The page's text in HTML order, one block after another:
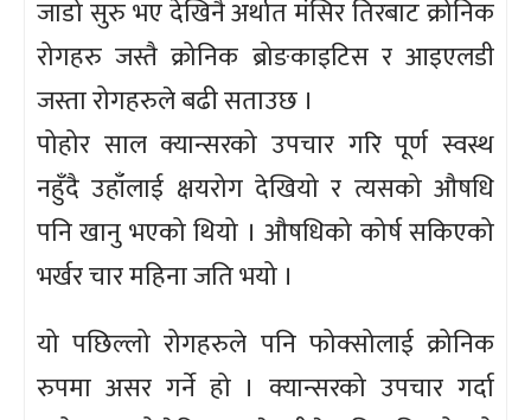
जाडो सुरु भए देखिनै अर्थात मंसिर तिरबाट क्रोनिक
रोगहरु जस्तै क्रोनिक ब्रोङकाइटिस र आइएलडी
जस्ता रोगहरुले बढी सताउछ ।
पोहोर साल क्यान्सरको उपचार गरि पूर्ण स्वस्थ
नहुँदै उहाँलाई क्षयरोग देखियो र त्यसको औषधि
पनि खानु भएको थियो । औषधिको कोर्ष सकिएको
भर्खर चार महिना जति भयो ।
यो पछिल्लो रोगहरुले पनि फोक्सोलाई क्रोनिक
रुपमा असर गर्ने हो । क्यान्सरको उपचार गर्दा